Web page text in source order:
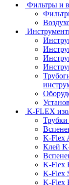
Фильтры и
K-FLEX
K-Flex
Клей
K-Flex
K-Flex
K-Flex